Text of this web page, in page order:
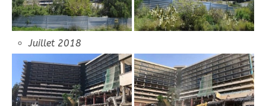
Juillet 2018